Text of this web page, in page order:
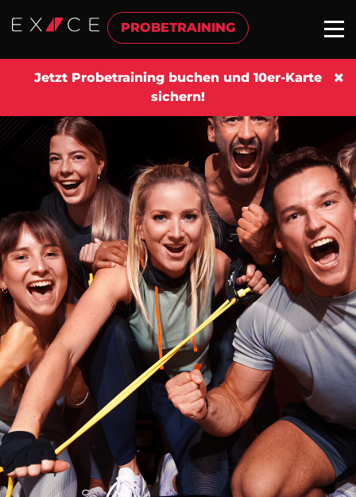
PROBETRAINING
Jetzt Probetraining buchen und 10er-Karte
sichern!